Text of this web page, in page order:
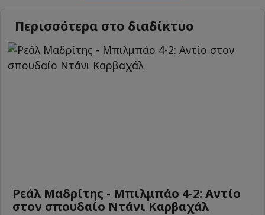
Περισσότερα στο διαδίκτυο
Ρεάλ Μαδρίτης - Μπιλμπάο 4-2: Αντίο
στον σπουδαίο Ντάνι Καρβαχάλ